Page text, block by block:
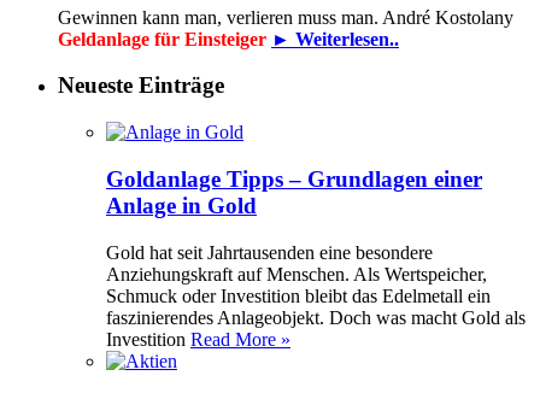
Gewinnen kann man, verlieren muss man. André Kostolany
Geldanlage für Einsteiger ► Weiterlesen..
Neueste Einträge
Goldanlage Tipps – Grundlagen einer
Anlage in Gold
Gold hat seit Jahrtausenden eine besondere
Anziehungskraft auf Menschen. Als Wertspeicher,
Schmuck oder Investition bleibt das Edelmetall ein
faszinierendes Anlageobjekt. Doch was macht Gold als
Investition Read More »